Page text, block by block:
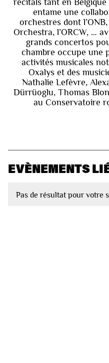
récitals tant en Belgique
entame une
orchestres dont
Orchestra, l’ORCW, …
grands concertos
chambre occupe une
activités musicales
Oxalys et des
Nathalie Lefèvre,
Dürrüoglu, Thomas
au Conservatoire
EVÈNEMENTS
Pas de résultat pour votre